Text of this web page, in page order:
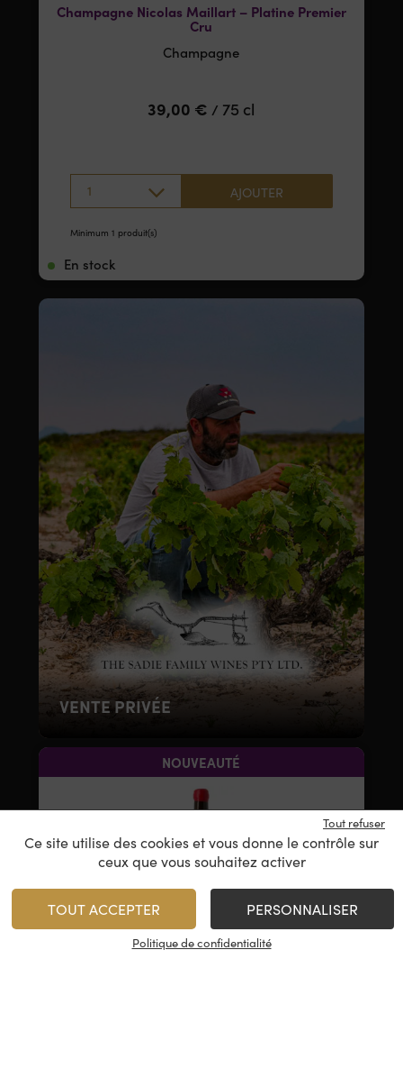
Champagne Nicolas Maillart – Platine Premier
Cru
Champagne
39,00 € / 75 cl
1 AJOUTER
Minimum 1 produit(s)
En stock
VENTE PRIVÉE
NOUVEAUTÉ
Ce site utilise des cookies et vous donne le contrôle sur
ceux que vous souhaitez activer
TOUT ACCEPTER
Tout refuser
PERSONNALISER
Politique de confidentialité